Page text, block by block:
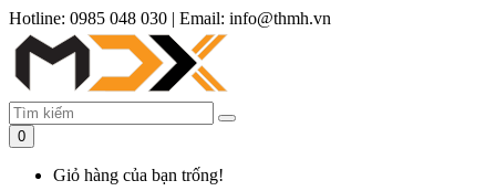
Hotline: 0985 048 030 | Email: info@thmh.vn
0
Giỏ hàng của bạn trống!